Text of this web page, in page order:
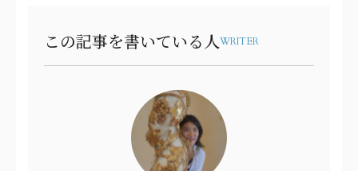
この記事を書いている人WRITER